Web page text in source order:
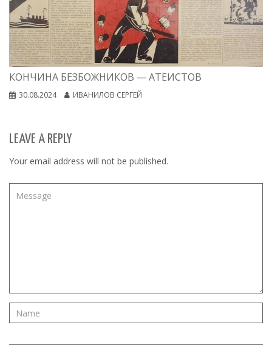
КОНЧИНА БЕЗБОЖНИКОВ — АТЕИСТОВ
30.08.2024 ИВАНИЛОВ СЕРГЕЙ
LEAVE A REPLY
Your email address will not be published.